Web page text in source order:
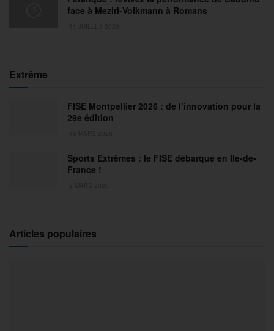
face à Meziri-Volkmann à Romans
Extrême
FISE Montpellier 2026 : de l’innovation pour la
29e édition
Sports Extrêmes : le FISE débarque en Ile-de-
France !
Articles populaires